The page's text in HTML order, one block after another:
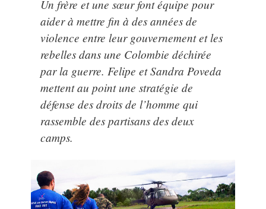
Un frère et une sœur font équipe pour
aider à mettre fin à des années de
violence entre leur gouvernement et les
rebelles dans une Colombie déchirée
par la guerre. Felipe et Sandra Poveda
mettent au point une stratégie de
défense des droits de l’homme qui
rassemble des partisans des deux
camps.